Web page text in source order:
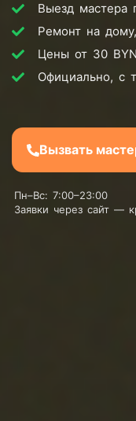
Выезд
Ремонт на
Цены от 30
Официально, с
Вызвать
Пн–Вс: 7:00–23:00
Заявки через сайт —